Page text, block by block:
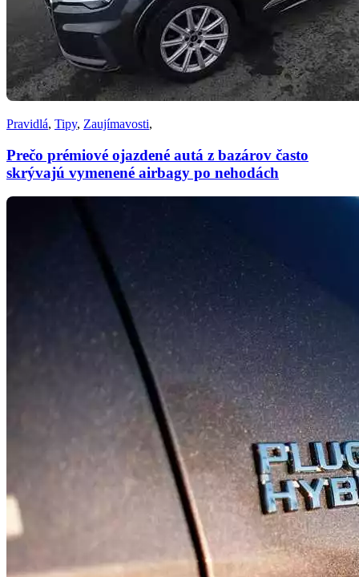
Pravidlá, Tipy, Zaujímavosti,
Prečo prémiové ojazdené autá z bazárov často
skrývajú vymenené airbagy po nehodách